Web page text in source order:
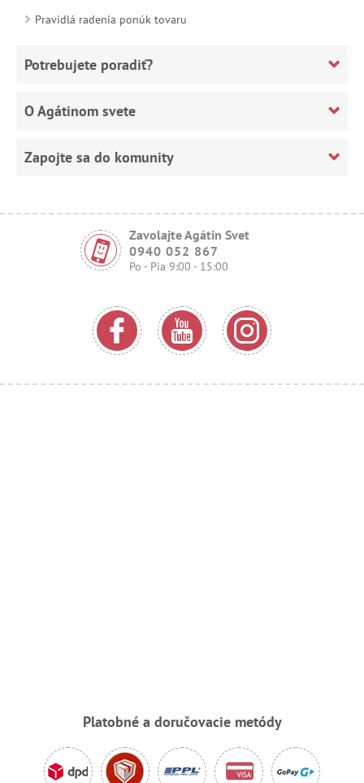
Pravidlá radenia ponúk tovaru
Potrebujete poradiť?
O Agátinom svete
Zapojte sa do komunity
Zavolajte Agátin Svet
0940 052 867
Po - Pia 9:00 - 15:00
Platobné a doručovacie metódy